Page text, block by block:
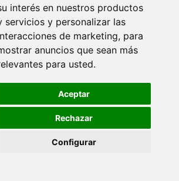
interés en nuestros productos
servicios y personalizar las
de marketing, para
anuncios que sean más
para usted.
Aceptar
Rechazar
Configurar
MIRROR: TODA TU HISTORIA. EPISODIO 3.
17, 2012
Privacidad y cookies
Contacto